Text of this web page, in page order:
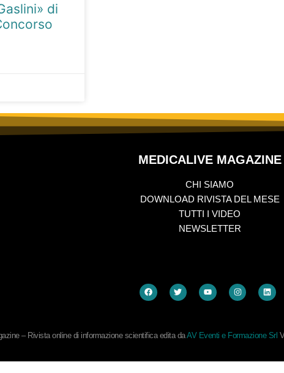
di
MEDICALIVE MAGAZINE
CHI SIAMO
DOWNLOAD RIVISTA DEL MESE
TUTTI I VIDEO
NEWSLETTER
– Rivista online di informazione scientifica edita daAV Eventi e Formazione Srl